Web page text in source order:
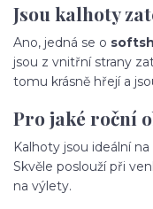
Jsou kalhoty
Ano, jedná se o
jsou z vnitřní strany
tomu krásně hřejí a
Pro jaké roční
Kalhoty jsou ideální na
Skvěle poslouží při
na výlety.